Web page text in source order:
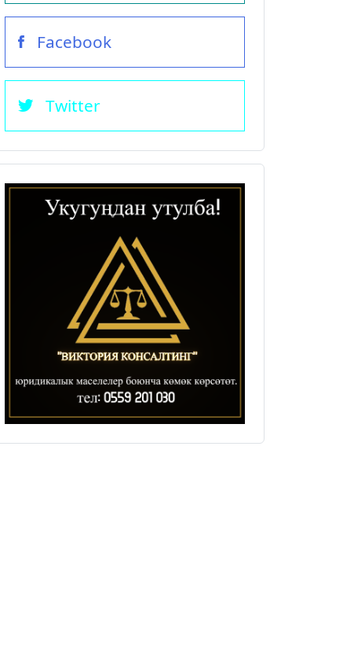
Facebook
Twitter